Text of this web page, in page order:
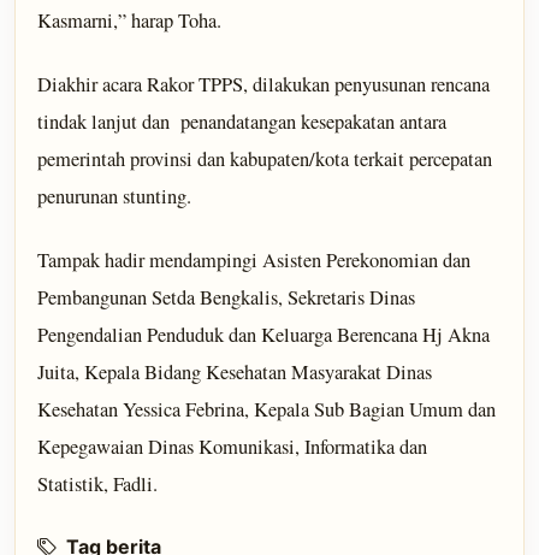
Kasmarni,” harap Toha.
Diakhir acara Rakor TPPS, dilakukan penyusunan rencana
tindak lanjut dan penandatangan kesepakatan antara
pemerintah provinsi dan kabupaten/kota terkait percepatan
penurunan stunting.
Tampak hadir mendampingi Asisten Perekonomian dan
Pembangunan Setda Bengkalis, Sekretaris Dinas
Pengendalian Penduduk dan Keluarga Berencana Hj Akna
Juita, Kepala Bidang Kesehatan Masyarakat Dinas
Kesehatan Yessica Febrina, Kepala Sub Bagian Umum dan
Kepegawaian Dinas Komunikasi, Informatika dan
Statistik, Fadli.
Tag berita